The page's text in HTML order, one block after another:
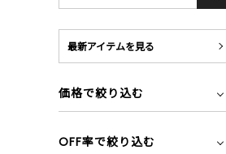
最新アイテムを見る
価格で絞り込む
OFF率で絞り込む